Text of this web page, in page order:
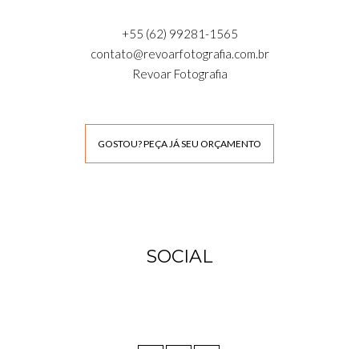
+55 (62) 99281-1565
contato@revoarfotografia.com.br
Revoar Fotografia
GOSTOU? PEÇA JÁ SEU ORÇAMENTO
SOCIAL